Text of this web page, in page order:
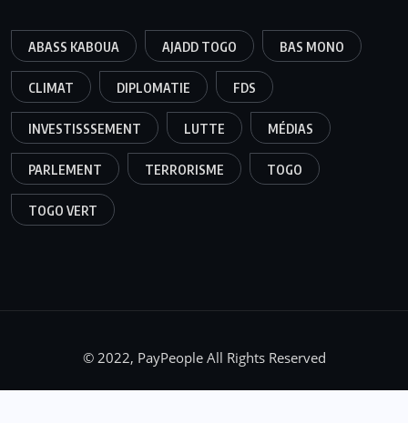
ABASS KABOUA AJADD TOGO BAS MONO
CLIMAT DIPLOMATIE FDS
INVESTISSSEMENT LUTTE MÉDIAS
PARLEMENT TERRORISME TOGO
TOGO VERT
© 2022, PayPeople All Rights Reserved